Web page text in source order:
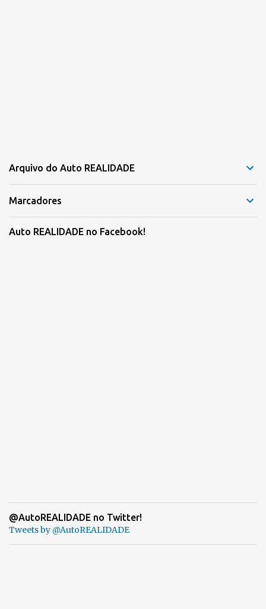
Arquivo do Auto REALIDADE
Marcadores
Auto REALIDADE no Facebook!
@AutoREALIDADE no Twitter!
Tweets by @AutoREALIDADE